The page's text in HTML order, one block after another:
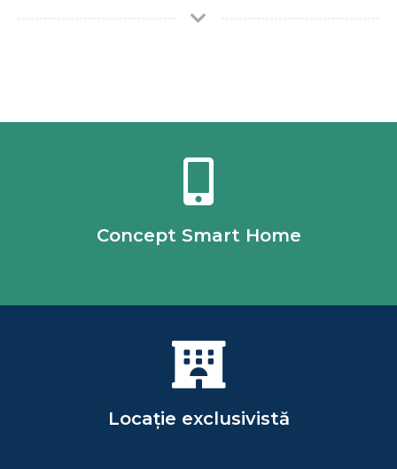
Concept Smart Home
Locație exclusivistă